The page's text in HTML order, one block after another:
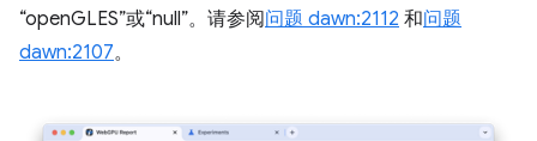
“openGLES”或“null”。请参阅问题 dawn:2112 和问题
dawn:2107。